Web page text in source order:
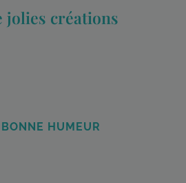
jolies créations
HUMEUR